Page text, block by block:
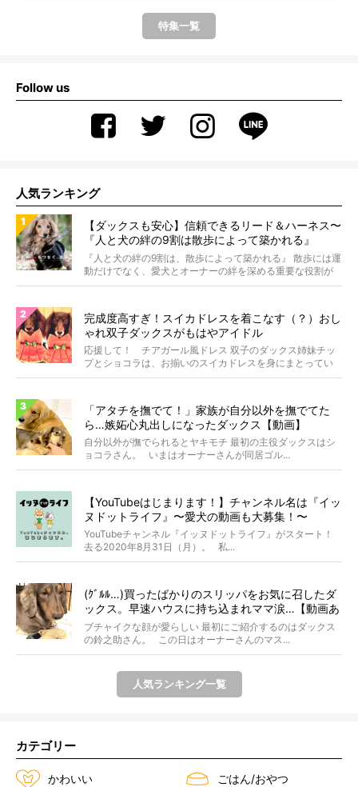
特集一覧
Follow us
人気ランキング
【ダックスも安心】信頼できるリード＆ハーネス〜
『人と犬の絆の9割は散歩によって築かれる』
WOLFGANG MAN＆BEAST〜
『人と犬の絆の9割は、散歩によって築かれる』 散歩には運
動だけでなく、愛犬とオーナーの絆を深める重要な役割が
あ...
完成度高すぎ！スイカドレスを着こなす（？）おし
ゃれ双子ダックスがもはやアイドル
応援して！ チアガール風ドレス 双子のダックス姉妹チッ
プとショコラは、お揃いのスイカドレスを身にまとってい
ます...
「アタチを撫でて！」家族が自分以外を撫でてた
ら…嫉妬心丸出しになったダックス【動画】
自分以外が撫でられるとヤキモチ 最初の主役ダックスはシ
ョコラさん。 いまはオーナーさんが同居ゴル...
【YouTubeはじまります！】チャンネル名は『イッ
ヌドットライフ』〜愛犬の動画も大募集！〜
YouTubeチャンネル『イッヌドットライフ』がスタート！
去る2020年8月31日（月）。 私...
(ｸﾞﾙﾙ…)買ったばかりのスリッパをお気に召したダ
ックス。早速ハウスに持ち込まれママ涙…【動画あ
り】
ブチャイクな顔が愛らしい 最初にご紹介するのはダックス
の鈴之助さん。 この日はオーナーさんのマス...
人気ランキング一覧
カテゴリー
かわいい ごはん/おやつ